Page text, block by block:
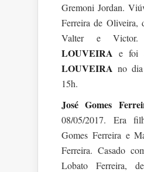
Gremoni Jordan.
Ferreira de
Valter e Victor.
LOUVEIRA e foi
LOUVEIRA no
15h.
José Gomes
08/05/2017. Era
Gomes Ferreira e
Ferreira. Casado
Lobato Ferreira,